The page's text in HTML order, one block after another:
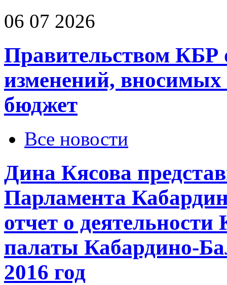
06 07 2026
Правительством КБР
изменений, вносимых
бюджет
Все новости
Дина Кясова
Парламента
отчет о
палаты Кабардино-
2016 год